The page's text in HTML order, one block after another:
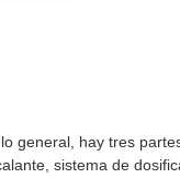
hay tres
sistema de